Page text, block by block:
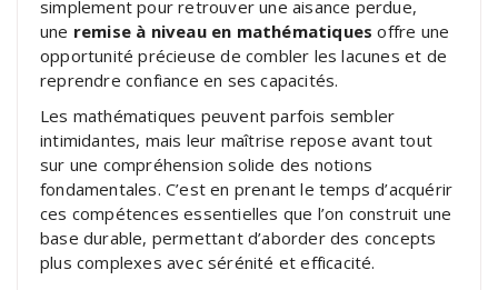
simplement pour retrouver une aisance perdue,
une remise à niveau en mathématiques offre une
opportunité précieuse de combler les lacunes et de
reprendre confiance en ses capacités.
Les mathématiques peuvent parfois sembler
intimidantes, mais leur maîtrise repose avant tout
sur une compréhension solide des notions
fondamentales. C’est en prenant le temps d’acquérir
ces compétences essentielles que l’on construit une
base durable, permettant d’aborder des concepts
plus complexes avec sérénité et efficacité.